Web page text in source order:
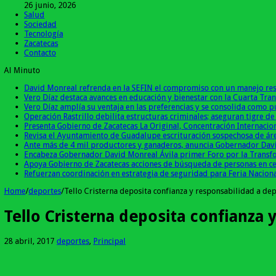
26 junio, 2026
Salud
Sociedad
Tecnología
Zacatecas
Contacto
Al Minuto
David Monreal refrenda en la SEFIN el compromiso con un manejo
Vero Díaz destaca avances en educación y bienestar con la Cuarta
Vero Díaz amplía su ventaja en las preferencias y se consolida como
Operación Rastrillo debilita estructuras criminales; aseguran tigre
Presenta Gobierno de Zacatecas La Original, Concentración
Revisa el Ayuntamiento de Guadalupe escrituración sospechosa de
Ante más de 4 mil productores y ganaderos, anuncia Gobernador
Encabeza Gobernador David Monreal Ávila primer Foro por la
Apoya Gobierno de Zacatecas acciones de búsqueda de personas en
Refuerzan coordinación en estrategia de seguridad para Feria
Home/deportes/Tello Cristerna deposita confianza y responsabilidad a
Tello Cristerna deposita confianza
28 abril, 2017 deportes, Principal